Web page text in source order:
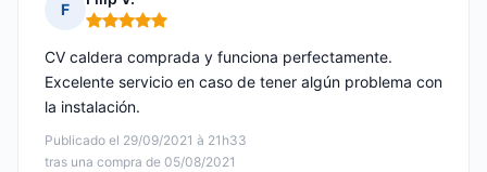
F
Nota: 5 de 5
Publicado el 29/09/2021 à 21h33
tras una compra de 05/08/2021
CV caldera comprada y funciona perfectamente.
Excelente servicio en caso de tener algún problema con
la instalación.